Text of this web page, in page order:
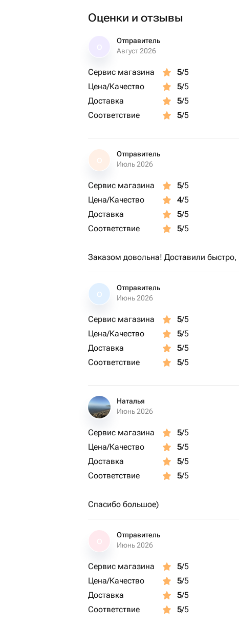
Оценки и отзывы
Отправитель
Август 2026
Сервис магазина 5/5
Цена/Качество
5/5
Доставка
5/5
Соответствие
5/5
О
Отправитель
Июль 2026
Сервис магазина 5/5
Цена/Качество
4/5
Доставка
5/5
Соответствие
5/5
Заказом довольна! Доставили
О
Отправитель
Июнь 2026
Сервис магазина 5/5
Цена/Качество
5/5
Доставка
5/5
Соответствие
5/5
Наталья
Июнь 2026
Сервис магазина 5/5
Цена/Качество
5/5
Доставка
5/5
Соответствие
5/5
Спасибо большое)
Отправитель
Июнь 2026
Сервис магазина 5/5
Цена/Качество
5/5
Доставка
5/5
Соответствие
5/5